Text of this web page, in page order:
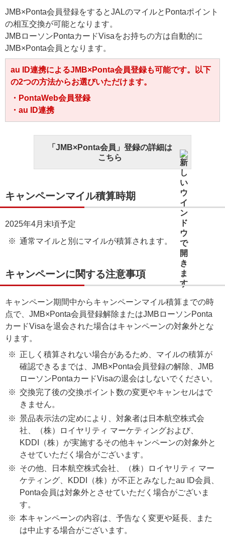
JMB×Ponta会員登録をするとJALのマイルとPontaポイント
の相互交換が可能となります。
JMBローソンPontaカードVisaをお持ちの方は自動的に
JMB×Ponta会員となります。
au ID連携によるJMB×Ponta会員登録も可能です。以下
の2つの方法からお選びいただけます。
・PontaWeb会員登録
・au ID連携
「JMB×Ponta会員」登録の詳細は
こちら
キャンペーンマイル積算時期
2025年4月末頃予定
通常マイルと別にマイルが積算されます。
キャンペーンに関する注意事項
キャンペーン期間中からキャンペーンマイル積算までの時
点で、JMB×Ponta会員登録解除またはJMBローソンPonta
カードVisaを退会された場合はキャンペーンの対象外とな
ります。
正しく積算されない場合があるため、マイルの積算が
確認できるまでは、JMB×Ponta会員登録の解除、JMB
ローソンPontaカードVisaの退会はしないでください。
交換完了後の交換ポイント数の変更やキャンセルはで
きません。
景品表示法の定めにより、対象者は日本航空株式会
社、（株）ロイヤリティ マーケティングおよび、
KDDI（株）が実施するその他キャンペーンの対象外と
させていただく場合がございます。
その他、日本航空株式会社、（株）ロイヤリティ マー
ケティング、KDDI（株）が不正とみなしたau ID会員、
Ponta会員は対象外とさせていただく場合がございま
す。
本キャンペーンの内容は、予告なく変更や延長、また
は中止する場合がございます。